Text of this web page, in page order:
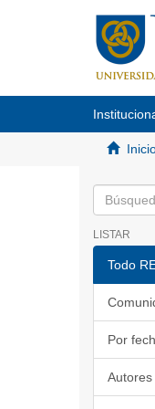
LISTAR
Todo
Por
Autores